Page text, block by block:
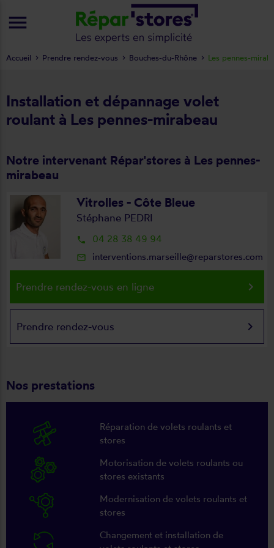
Installation et dépannage volet
roulant à Les pennes-mirabeau
Notre intervenant Répar'stores à Les pennes-
mirabeau
Vitrolles - Côte Bleue
Stéphane PEDRI
local_phone 04 28 38 49 94
mail_outline interventions.marseille@reparstores.com
Prendre rendez-vous en ligne keyboard_arrow_right
Prendre rendez-vous keyboard_arrow_right
Nos prestations
Réparation de volets roulants et
stores
Motorisation de volets roulants ou
stores existants
Modernisation de volets roulants et
stores
Changement et installation de
Accueil Prendre rendez-vous Bouches-du-Rhône Les pennes-
menu